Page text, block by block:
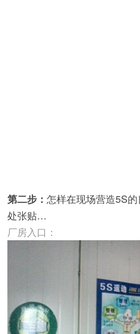
第二步： 怎样在现场营造5S
处张贴…
厂房入口：